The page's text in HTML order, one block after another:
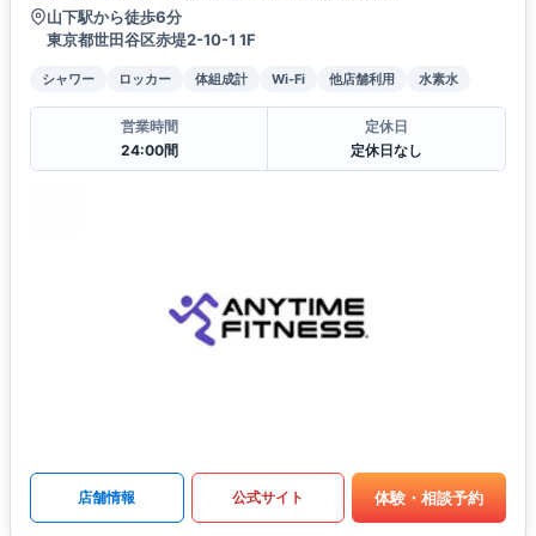
山下駅から徒歩6分
東京都世田谷区赤堤2-10-1 1F
シャワー ロッカー 体組成計 Wi-Fi 他店舗利用 水素水
営業時間
24:00間
定休日
定休日なし
店舗情報 公式サイト 体験・相談予約